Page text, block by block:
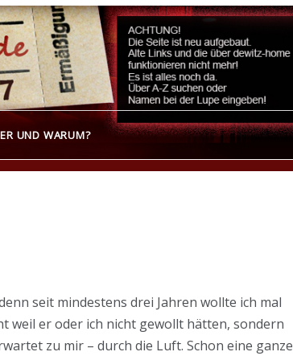
UND WARUM?
seit mindestens drei Jahren wollte ich mal
weil er oder ich nicht gewollt hätten, sondern
zu mir – durch die Luft. Schon eine ganze